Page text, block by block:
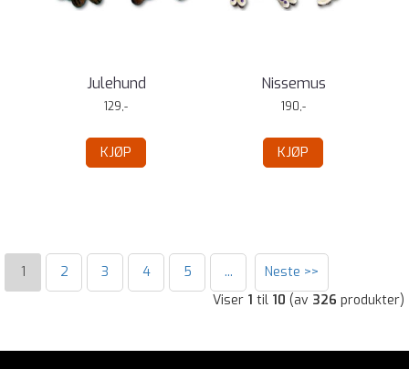
Julehund
129,-
KJØP
Nissemus
190,-
KJØP
1 2 3 4 5 ...
Neste >>
Viser 1 til 10 (av 326 produkter)